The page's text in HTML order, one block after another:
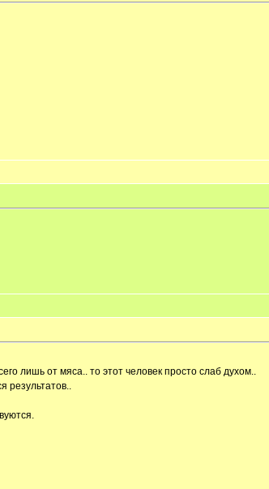
лишь от мяса.. то этот человек просто слаб духом..
результатов..